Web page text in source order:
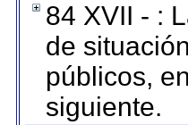
84 XVII - :
de
públicos,
siguiente.